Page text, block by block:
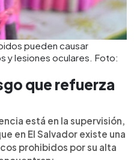
pueden causar
y lesiones oculares. Foto:
que refuerza
está en la supervisión,
en El Salvador existe una
prohibidos por su alta